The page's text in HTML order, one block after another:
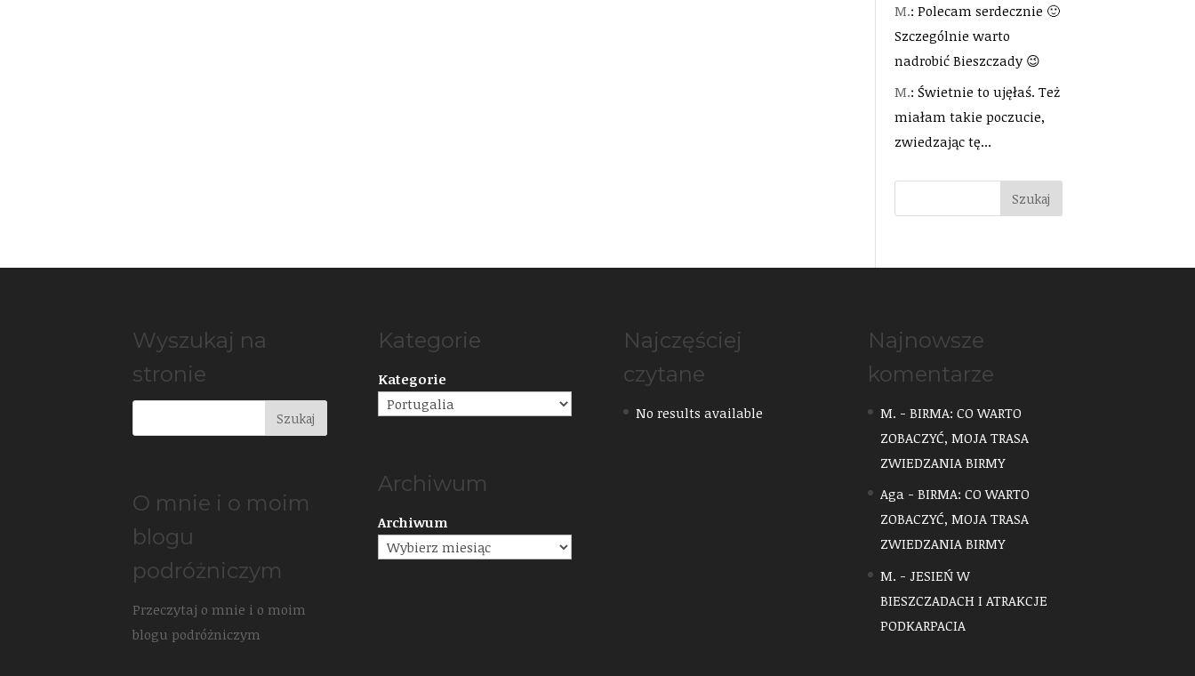
M.: Polecam serdecznie 🙂
Szczególnie warto
nadrobić Bieszczady 😉
M.: Świetnie to ujęłaś. Też
miałam takie poczucie,
zwiedzając tę...
Wyszukaj na
stronie
O mnie i o moim
blogu
podróżniczym
Przeczytaj o mnie i o moim
blogu podróżniczym
Kategorie
Kategorie
Archiwum
Archiwum
Najczęściej
czytane
No results available
Najnowsze
komentarze
M. -BIRMA: CO WARTO
ZOBACZYĆ, MOJA TRASA
ZWIEDZANIA BIRMY
Aga -BIRMA: CO WARTO
ZOBACZYĆ, MOJA TRASA
ZWIEDZANIA BIRMY
M. - JESIEŃ W
BIESZCZADACH I ATRAKCJE
PODKARPACIA